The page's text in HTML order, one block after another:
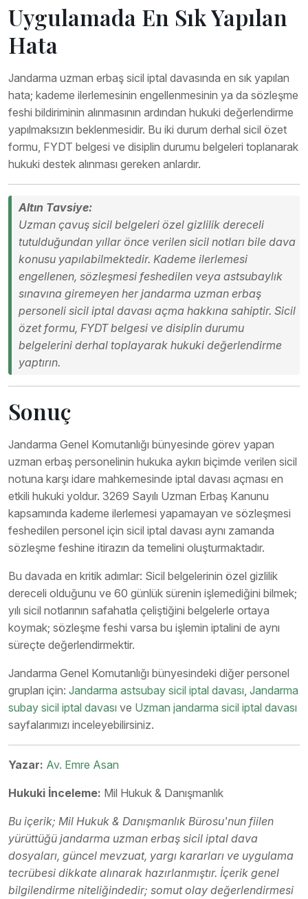
Uygulamada En Sık Yapılan
Hata
Jandarma uzman erbaş sicil iptal davasında en sık yapılan
hata; kademe ilerlemesinin engellenmesinin ya da sözleşme
feshi bildiriminin alınmasının ardından hukuki değerlendirme
yapılmaksızın beklenmesidir. Bu iki durum derhal sicil özet
formu, FYDT belgesi ve disiplin durumu belgeleri toplanarak
hukuki destek alınması gereken anlardır.
Altın Tavsiye:
Uzman çavuş sicil belgeleri özel gizlilik dereceli
tutulduğundan yıllar önce verilen sicil notları bile dava
konusu yapılabilmektedir. Kademe ilerlemesi
engellenen, sözleşmesi feshedilen veya astsubaylık
sınavına giremeyen her jandarma uzman erbaş
personeli sicil iptal davası açma hakkına sahiptir. Sicil
özet formu, FYDT belgesi ve disiplin durumu
belgelerini derhal toplayarak hukuki değerlendirme
yaptırın.
Sonuç
Jandarma Genel Komutanlığı bünyesinde görev yapan
uzman erbaş personelinin hukuka aykırı biçimde verilen sicil
notuna karşı idare mahkemesinde iptal davası açması en
etkili hukuki yoldur. 3269 Sayılı Uzman Erbaş Kanunu
kapsamında kademe ilerlemesi yapamayan ve sözleşmesi
feshedilen personel için sicil iptal davası aynı zamanda
sözleşme feshine itirazın da temelini oluşturmaktadır.
Bu davada en kritik adımlar: Sicil belgelerinin özel gizlilik
dereceli olduğunu ve 60 günlük sürenin işlemediğini bilmek;
yılı sicil notlarının safahatla çeliştiğini belgelerle ortaya
koymak; sözleşme feshi varsa bu işlemin iptalini de aynı
süreçte değerlendirmektir.
Jandarma Genel Komutanlığı bünyesindeki diğer personel
grupları için: Jandarma astsubay sicil iptal davası, Jandarma
subay sicil iptal davası ve Uzman jandarma sicil iptal davası
sayfalarımızı inceleyebilirsiniz.
Yazar: Av. Emre Asan
Hukuki İnceleme: Mil Hukuk & Danışmanlık
Bu içerik; Mil Hukuk & Danışmanlık Bürosu'nun fiilen
yürüttüğü jandarma uzman erbaş sicil iptal dava
dosyaları, güncel mevzuat, yargı kararları ve uygulama
tecrübesi dikkate alınarak hazırlanmıştır. İçerik genel
bilgilendirme niteliğindedir; somut olay değerlendirmesi